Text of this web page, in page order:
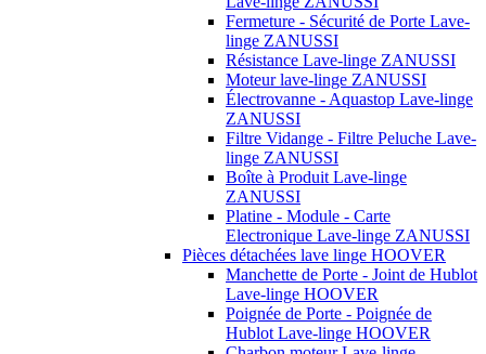
Fermeture - Sécurité de Porte Lave-
linge ZANUSSI
Résistance Lave-linge ZANUSSI
Moteur lave-linge ZANUSSI
Électrovanne - Aquastop Lave-linge
ZANUSSI
Filtre Vidange - Filtre Peluche Lave-
linge ZANUSSI
Boîte à Produit Lave-linge
ZANUSSI
Platine - Module - Carte
Electronique Lave-linge ZANUSSI
Pièces détachées lave linge HOOVER
Manchette de Porte - Joint de Hublot
Lave-linge HOOVER
Poignée de Porte - Poignée de
Hublot Lave-linge HOOVER